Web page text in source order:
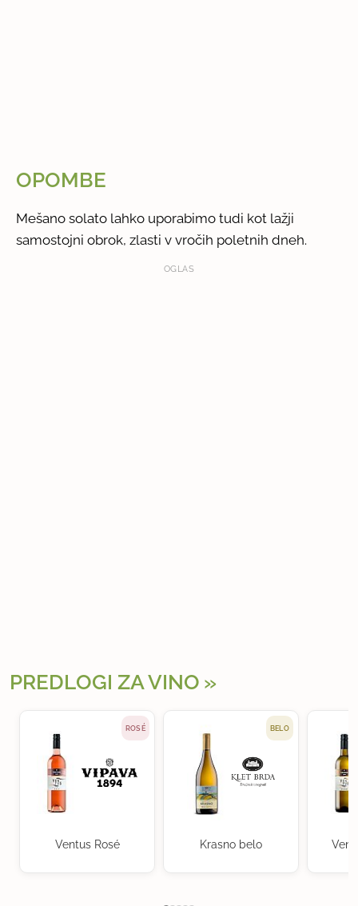
OPOMBE
Mešano solato lahko uporabimo tudi kot lažji
samostojni obrok, zlasti v vročih poletnih dneh.
OGLAS
PREDLOGI ZA VINO
ROSÉ
Ventus Rosé
BELO
Krasno belo